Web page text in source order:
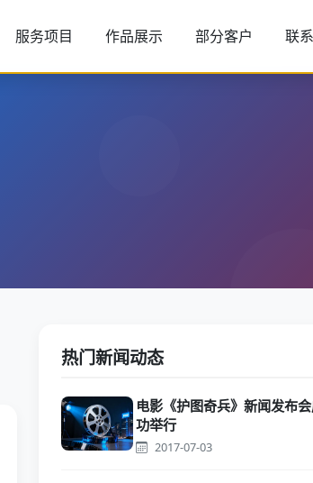
服务项目 作品展示 部分客户 联
热门新闻动态
电影《护图奇兵》新闻发布
功举行
2017-07-03